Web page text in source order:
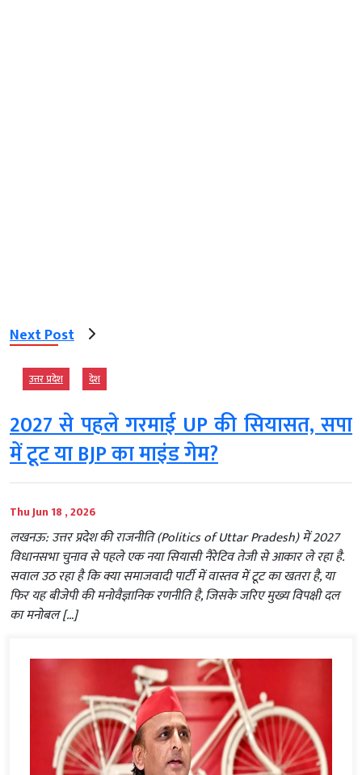
Next Post
उत्तर प्रदेश देश
2027 से पहले गरमाई UP की सियासत, सपा
में टूट या BJP का माइंड गेम?
Thu Jun 18 , 2026
लखनऊ: उत्तर प्रदेश की राजनीति (Politics of Uttar Pradesh) में 2027
विधानसभा चुनाव से पहले एक नया सियासी नैरेटिव तेजी से आकार ले रहा है.
सवाल उठ रहा है कि क्या समाजवादी पार्टी में वास्तव में टूट का खतरा है, या
फिर यह बीजेपी की मनोवैज्ञानिक रणनीति है, जिसके जरिए मुख्य विपक्षी दल
का मनोबल […]